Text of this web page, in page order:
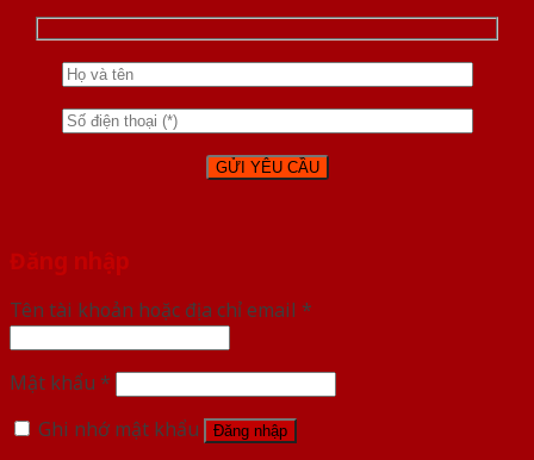
Đăng nhập
Tên tài khoản hoặc địa chỉ email *
Mật khẩu *
Ghi nhớ mật khẩu
Đăng nhập